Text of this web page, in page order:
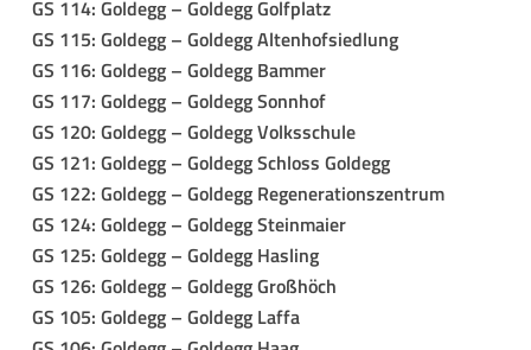
GS 114: Goldegg – Goldegg Golfplatz
GS 115: Goldegg – Goldegg Altenhofsiedlung
GS 116: Goldegg – Goldegg Bammer
GS 117: Goldegg – Goldegg Sonnhof
GS 120: Goldegg – Goldegg Volksschule
GS 121: Goldegg – Goldegg Schloss Goldegg
GS 122: Goldegg – Goldegg Regenerationszentrum
GS 124: Goldegg – Goldegg Steinmaier
GS 125: Goldegg – Goldegg Hasling
GS 126: Goldegg – Goldegg Großhöch
GS 105: Goldegg – Goldegg Laffa